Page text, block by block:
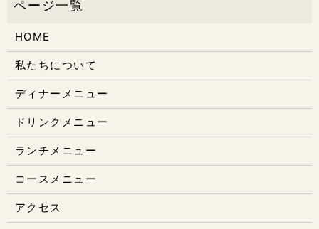
HOME
私たちについて
ディナーメニュー
ドリンクメニュー
ランチメニュー
コースメニュー
アクセス